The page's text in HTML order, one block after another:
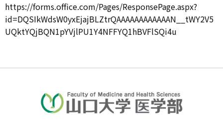
https://forms.office.com/Pages/ResponsePage.aspx?
id=DQSIkWdsW0yxEjajBLZtrQAAAAAAAAAAAAN__tWY2V5
UQktYQjBQN1pYVjlPU1Y4NFFYQ1hBVFlSQi4u